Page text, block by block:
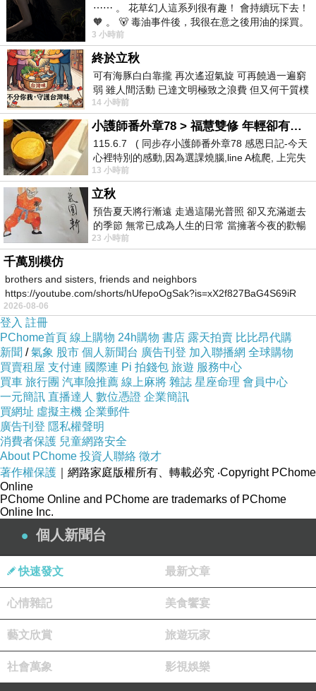
上一篇：2025/10/11, 省到
下一篇：2025/10/13, 省到
⋯⋯ 。 花草幻人這系列很有趣！ 會持續玩下去！
🧡 。 🐻 毒油事件後，我很在意之後用油的採買。
前天購買了我之前就很愛
3 小時前
終於立秋
可有海豚白白靠攏 再次遙迢氣旋 可再饒過一遍窮
弱 雖人間活動 已達文明極致之浪費 但又何干質樸
者 只能白白陪葬
14 小時前
小護師番外章78 > 福慧雙修 年輕卻有個老靈魂 ㄑ金剛經〉podcast
115.6.7 ( 同步存小護師番外章78 感恩日記-今天
心裡特別的感動,因為選課燒腦,line A梳爬, 上完失
智課的她,特來傾
13 小時前
立秋
預告夏天將行漸遠 走過這陽光普照 卻又充滿逝去
的季節 無常已成為人生的日常 當擁著今夜的歡暢
舒心 轉眼驟成昨日 而明晨 太陽
23 小時前
千萬別模仿
brothers and sisters, friends and neighbors
https://youtube.com/shorts/hUfepoOgSak?is=xX2f827BaG4S69iR
https
2026-08-06
登入 註冊
PChome首頁 線上購物 24h購物 書店 露天拍賣 比比昂代購
新聞 /氣象 股市 個人新聞台 廣告刊登 加入聯播網 全球購物
買賣租屋 支付連 國際連 Pi 拍錢包 旅遊 服務中心
買車 旅行團 汽車險推薦 線上麻將 雜誌 星座命理 會員中心
一元簡訊 直播達人 數位憑證 企業簡訊
買網址 虛擬主機 企業郵件
廣告刊登 隱私權聲明
消費者保護 兒童網路安全
About PChome 投資人聯絡 徵才
著作權保護 ｜網路家庭版權所有、轉載必究 ‧Copyright PChome
Online
PChome Online and PChome are trademarks of PChome
Online Inc.
個人新聞台
快速發文 最新文章
心情雜記 美食饗宴
藝文欣賞 旅遊玩家
社會萬象 影視娛樂